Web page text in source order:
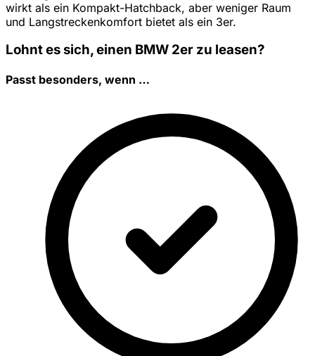
wirkt als ein Kompakt-Hatchback, aber weniger Raum
und Langstreckenkomfort bietet als ein 3er.
Lohnt es sich, einen BMW 2er zu leasen?
Passt besonders, wenn …